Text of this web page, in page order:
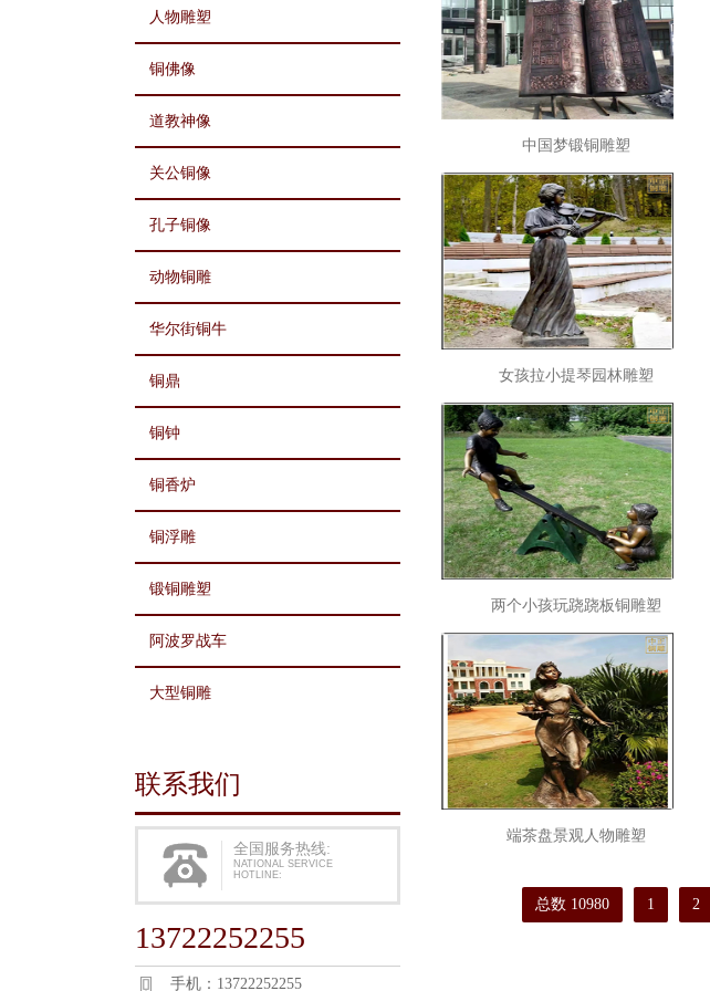
人物雕塑
铜佛像
道教神像
关公铜像
孔子铜像
动物铜雕
华尔街铜牛
铜鼎
铜钟
铜香炉
铜浮雕
锻铜雕塑
阿波罗战车
大型铜雕
联系我们
全国服务热线:
NATIONAL SERVICE
HOTLINE:
13722252255
手机：13722252255
中国梦锻铜雕塑
女孩拉小提琴园林雕塑
两个小孩玩跷跷板铜雕塑
端茶盘景观人物雕塑
总数 10980 1 2